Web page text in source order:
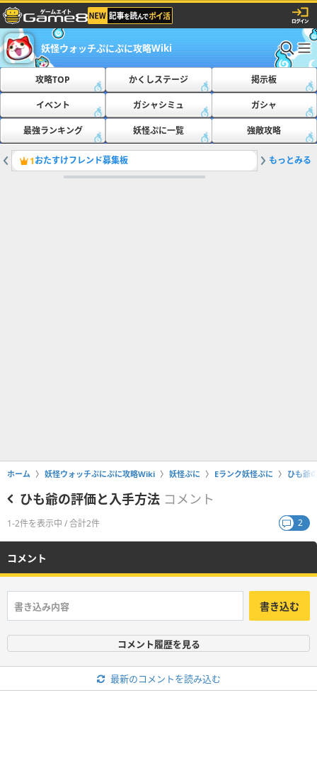
妖怪ウォッチぷにぷに攻略Wiki
攻略TOP かくしステージ 掲示板
イベント ガシャシミュ ガシャ
最強ランキング 妖怪ぷに一覧 強敵攻略
1おたすけフレンド募集板 2ともだ
もっとみる
ホーム 妖怪ウォッチぷにぷに攻略Wiki 妖怪ぷに Eランク妖怪ぷに ひも爺
ひも爺の評価と入手方法 コメント
1-2件を表示中 / 合計2件 2
コメント
書き込む
コメント履歴を見る
最新のコメントを読み込む